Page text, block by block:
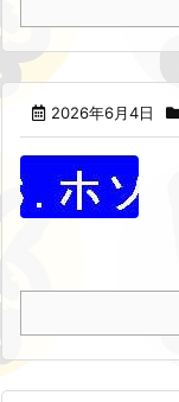
2026年6月4日